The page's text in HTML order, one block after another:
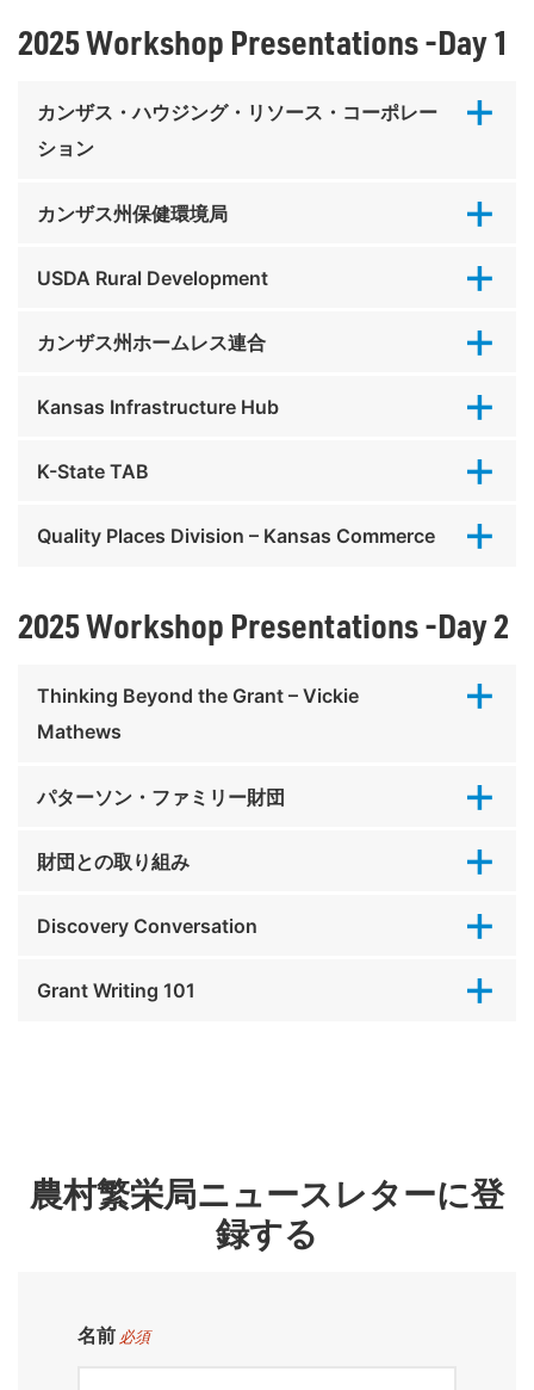
2025 Workshop Presentations -Day 1
カンザス・ハウジング・リソース・コーポレー
ション
カンザス州保健環境局
USDA Rural Development
カンザス州ホームレス連合
Kansas Infrastructure Hub
K-State TAB
Quality Places Division – Kansas Commerce
2025 Workshop Presentations -Day 2
Thinking Beyond the Grant – Vickie
Mathews
パターソン・ファミリー財団
財団との取り組み
Discovery Conversation
Grant Writing 101
農村繁栄局ニュースレターに登
録する
名前 必須